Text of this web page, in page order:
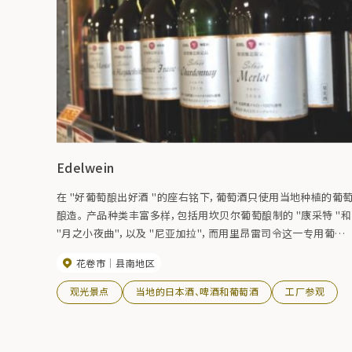
Edelwein
在 "好葡萄酿出好酒 "的座右铭下，葡萄酒只使用当地种植的葡
酿造。 产品种类丰富多样，包括用坎贝尔葡萄酿制的 "康采特 "和
"月之小夜曲"，以及 "尼亚加拉"，而用里昂雷司令这一专用葡萄
度评价。
花卷市 县南地区
观光景点 当地的日本酒、啤酒和葡萄酒 工厂参观